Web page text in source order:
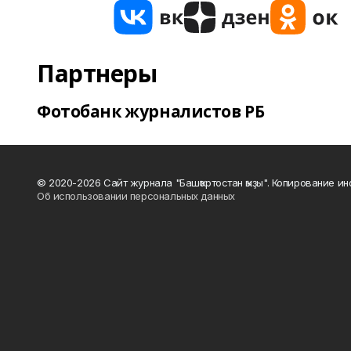
Партнеры
Фотобанк журналистов РБ
© 2020-2026 Сайт журнала "Башҡортостан ҡыҙы". Копирование
Об использовании персональных данных